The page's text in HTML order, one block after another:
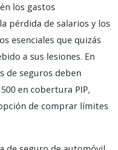
los gastos
pérdida de salarios y los
esenciales que quizás
a sus lesiones. En
de seguros deben
en cobertura PIP,
de comprar límites